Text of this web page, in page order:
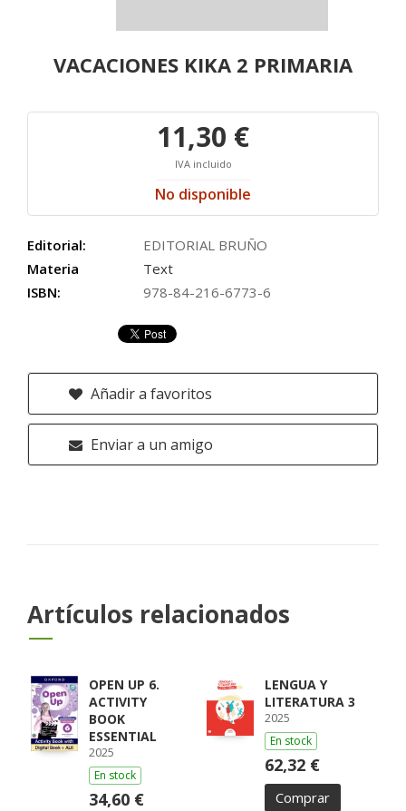
VACACIONES KIKA 2 PRIMARIA
11,30 €
IVA incluido
No disponible
Editorial:
EDITORIAL BRUÑO
Materia
Text
ISBN:
978-84-216-6773-6
Añadir a favoritos
Enviar a un amigo
Artículos relacionados
OPEN UP 6.
ACTIVITY
BOOK
ESSENTIAL
2025
En stock
34,60 €
LENGUA Y
LITERATURA 3
2025
En stock
62,32 €
Comprar